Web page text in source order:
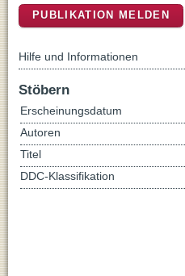
PUBLIKATION MELDEN
Hilfe und Informationen
Stöbern
Erscheinungsdatum
Autoren
Titel
DDC-Klassifikation